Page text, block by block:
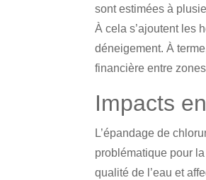
sont estimées à
À cela s’ajoutent les
déneigement. À
financière entre
Impacts
L’épandage de
problématique pour
qualité de l’eau et